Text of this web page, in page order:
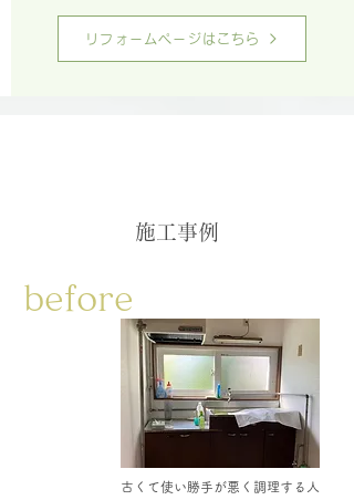
リフォームページはこちら
施工事例
before
古くて使い勝手が悪く調理する人